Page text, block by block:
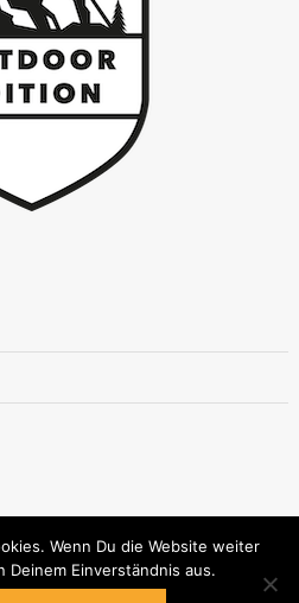
|Editorial byMysteryThemes
Wenn Du die Website weiter
Einverständnis aus.